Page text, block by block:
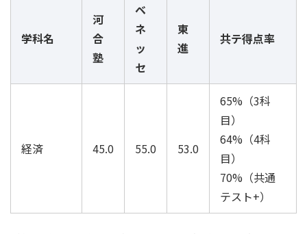
学科名
河
合
塾
ベ
ネ
ッ
セ
東
進
共テ得点率
経済 45.0 55.0 53.0
65%（3科
目）
64%（4科
目）
70%（共通
テスト+）